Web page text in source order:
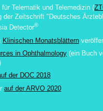
für Telematik und Telemedizin (
der Zeitschrift "Deutsches
Detector®
Klinischen Monatsblättern
in Ophthalmology (ein Buch
der DOC 2018
auf der ARVO 2020